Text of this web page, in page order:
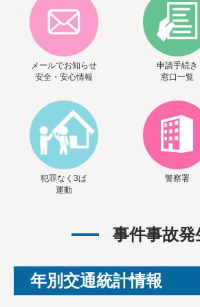
メールでお知らせ
安全・安心情報
申請手続き
窓口一覧
犯罪なく3ば
運動
警察署
事件事故発
年別交通統計情報